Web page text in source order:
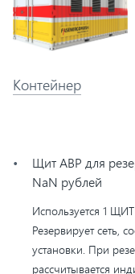
Контейнер
Щит АВР для
NaN рублей
Используется 1
Резервирует сеть,
установки. При
рассчитывается